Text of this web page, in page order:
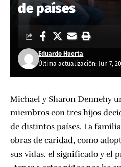
de países
Última actualización: Jun 7,
Eduardo Huerta
Michael y Sharon Dennehy
miembros con tres hijos
de distintos países. La
obras de caridad, como
sus vidas. el significado y el